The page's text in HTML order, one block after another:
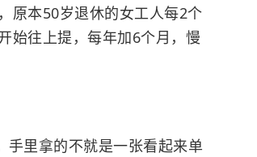
本50岁退休的女工人每2个
始往上提，每年加6个月，慢
手里拿的不就是一张看起来单